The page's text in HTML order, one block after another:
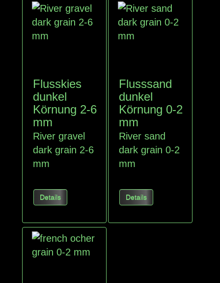
Flusskies
dunkel
Körnung 2-6
mm
River gravel
darkgrain 2-6
mm
Details
Flusssand
dunkel
Körnung 0-2
mm
River sand
darkgrain 0-2
mm
Details